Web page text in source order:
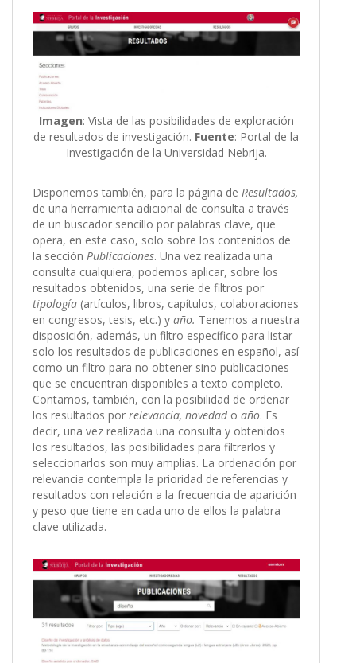
Imagen: Vista de las posibilidades de exploración
de resultados de investigación. Fuente: Portal de la
Investigación de la Universidad Nebrija.
Disponemos también, para la página de Resultados,
de una herramienta adicional de consulta a través
de un buscador sencillo por palabras clave, que
opera, en este caso, solo sobre los contenidos de
la sección Publicaciones. Una vez realizada una
consulta cualquiera, podemos aplicar, sobre los
resultados obtenidos, una serie de filtros por
tipología (artículos, libros, capítulos, colaboraciones
en congresos, tesis, etc.) y año. Tenemos a nuestra
disposición, además, un filtro específico para listar
solo los resultados de publicaciones en español, así
como un filtro para no obtener sino publicaciones
que se encuentran disponibles a texto completo.
Contamos, también, con la posibilidad de ordenar
los resultados por relevancia, novedad o año. Es
decir, una vez realizada una consulta y obtenidos
los resultados, las posibilidades para filtrarlos y
seleccionarlos son muy amplias. La ordenación por
relevancia contempla la prioridad de referencias y
resultados con relación a la frecuencia de aparición
y peso que tiene en cada uno de ellos la palabra
clave utilizada.